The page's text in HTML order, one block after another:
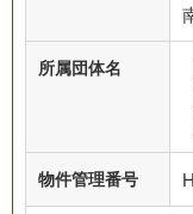
所属団体名
物件管理番号